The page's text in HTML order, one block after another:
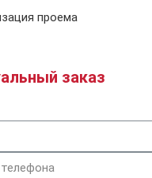
проема
заказ